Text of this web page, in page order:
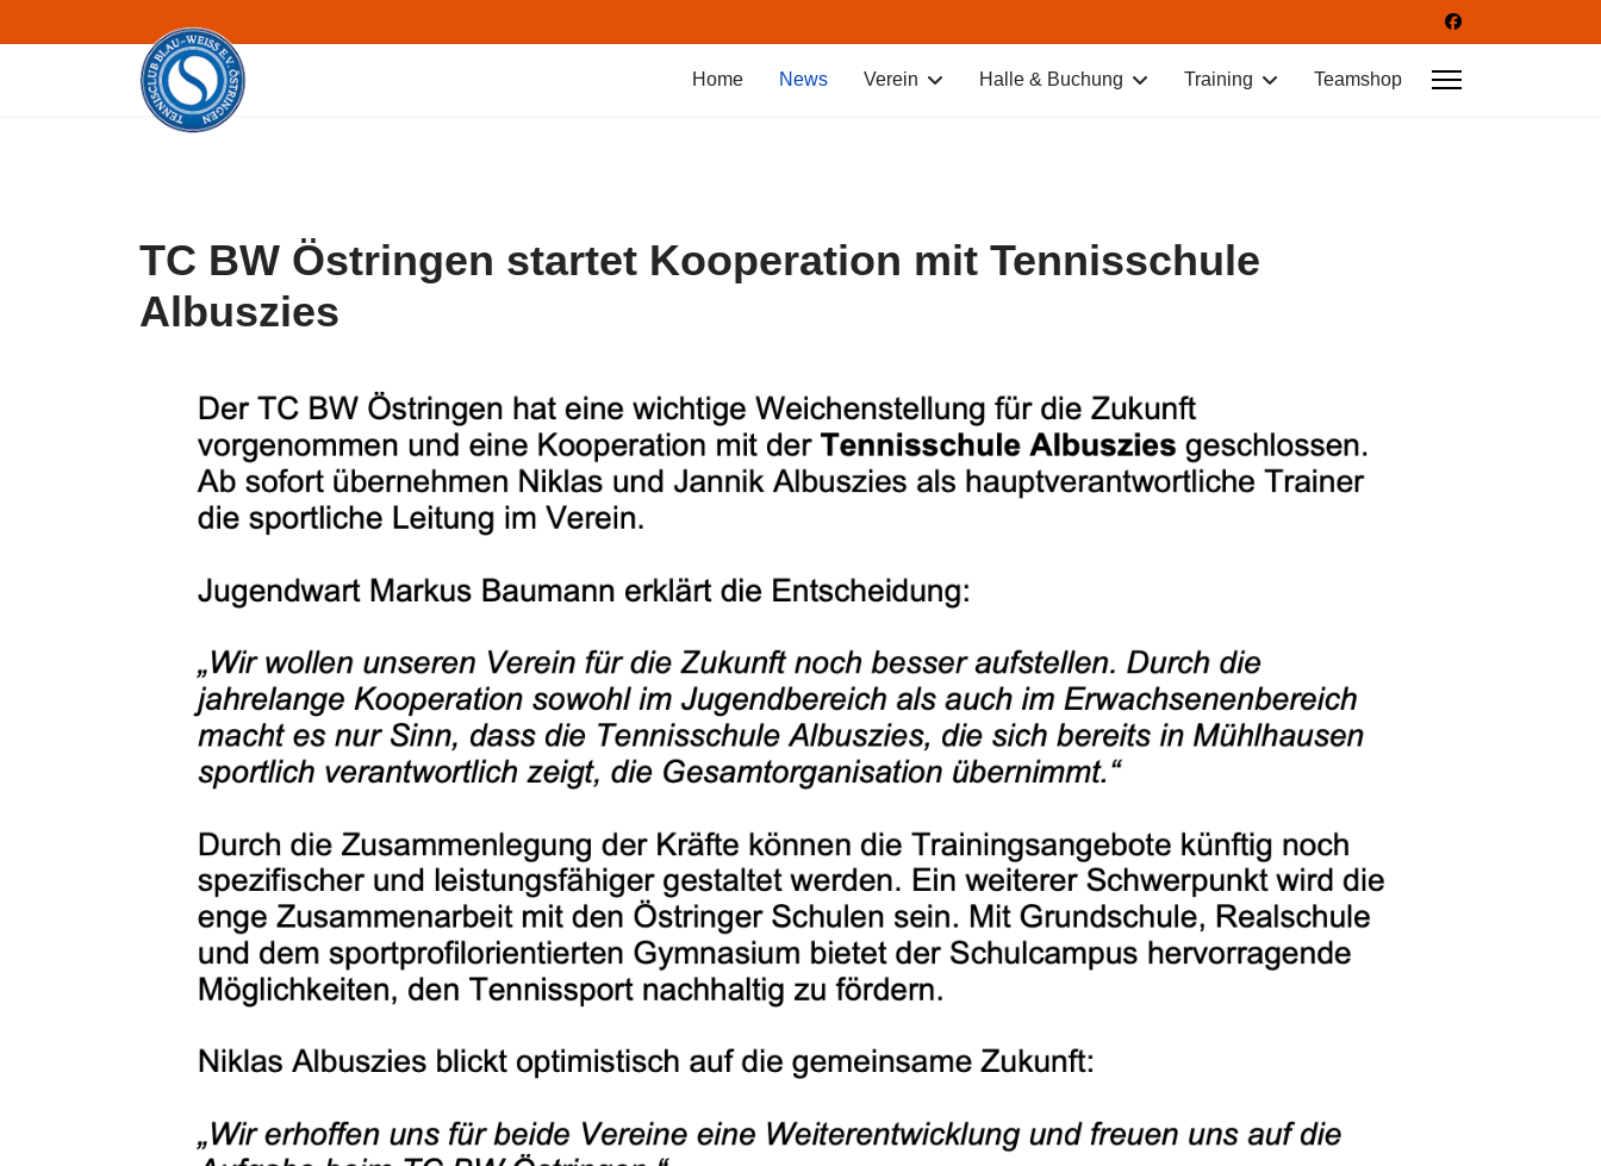
Home News Verein Halle & Buchung Training Teamshop
TC BW Östringen startet Kooperation mit Tennisschule
Albuszies